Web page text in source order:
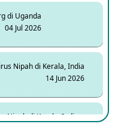
di Uganda
04 Jul 2026
Nipah di Kerala, India
14 Jun 2026
Nipah di Kerala, India